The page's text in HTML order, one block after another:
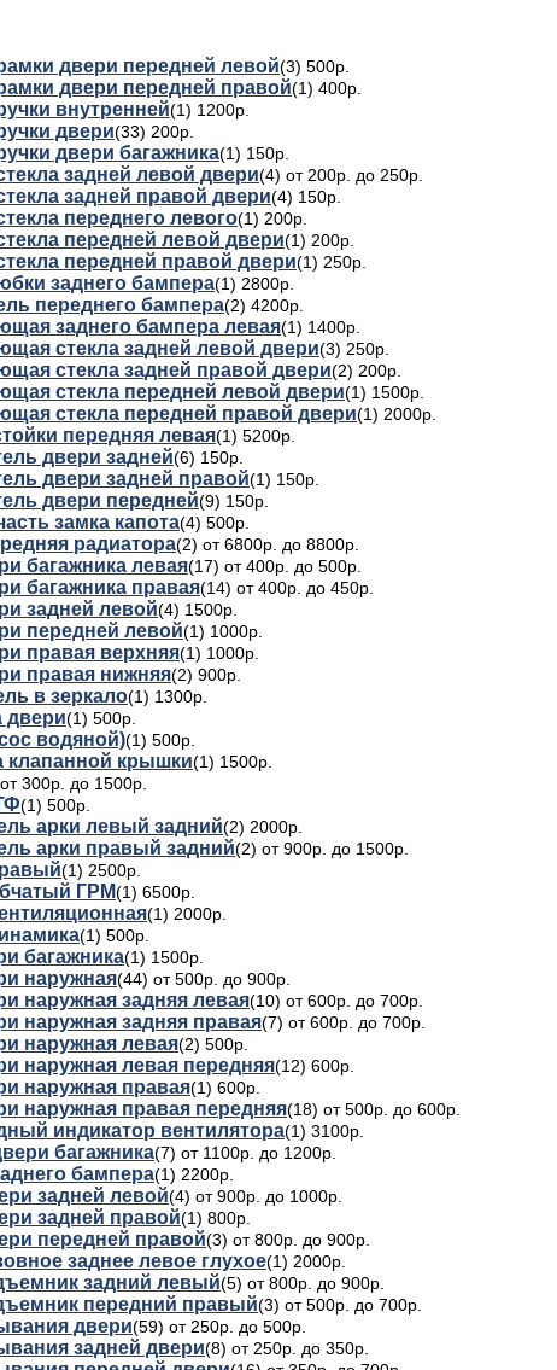
двери передней левой(3) 500р.
двери передней правой(1) 400р.
внутренней(1) 1200р.
двери(33) 200р.
двери багажника(1) 150р.
задней левой двери(4) от 200р. до 250р.
задней правой двери(4) 150р.
переднего левого(1) 200р.
передней левой двери(1) 200р.
передней правой двери(1) 250р.
заднего бампера(1) 2800р.
переднего бампера(2) 4200р.
заднего бампера левая(1) 1400р.
стекла задней левой двери(3) 250р.
стекла задней правой двери(2) 200р.
стекла передней левой двери(1) 1500р.
стекла передней правой двери(1) 2000р.
передняя левая(1) 5200р.
двери задней(6) 150р.
двери задней правой(1) 150р.
двери передней(9) 150р.
замка капота(4) 500р.
радиатора(2) от 6800р. до 8800р.
багажника левая(17) от 400р. до 500р.
багажника правая(14) от 400р. до 450р.
задней левой(4) 1500р.
передней левой(1) 1000р.
правая верхняя(1) 1000р.
правая нижняя(2) 900р.
в зеркало(1) 1300р.
двери(1) 500р.
водяной)(1) 500р.
клапанной крышки(1) 1500р.
300р. до 1500р.
(1) 500р.
арки левый задний(2) 2000р.
арки правый задний(2) от 900р. до 1500р.
(1) 2500р.
ГРМ(1) 6500р.
(1) 2000р.
(1) 500р.
багажника(1) 1500р.
нaружная(44) от 500р. до 900р.
нaружная задняя левая(10) от 600р. до 700р.
нaружная задняя правая(7) от 600р. до 700р.
нaружная левая(2) 500р.
нaружная левая передняя(12) 600р.
нaружная правая(1) 600р.
нaружная правая передняя(18) от 500р. до 600р.
индикатор вентилятора(1) 3100р.
багажника(7) от 1100р. до 1200р.
бампера(1) 2200р.
задней левой(4) от 900р. до 1000р.
задней правой(1) 800р.
передней правой(3) от 800р. до 900р.
заднее левое глухое(1) 2000р.
задний левый(5) от 800р. до 900р.
передний правый(3) от 500р. до 700р.
двери(59) от 250р. до 500р.
задней двери(8) от 250р. до 350р.